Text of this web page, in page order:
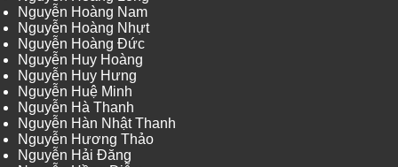
Nguyễn Hoàng Nam
Nguyễn Hoàng Nhựt
Nguyễn Hoàng Đức
Nguyễn Huy Hoàng
Nguyễn Huy Hưng
Nguyễn Huệ Minh
Nguyễn Hà Thanh
Nguyễn Hàn Nhật Thanh
Nguyễn Hương Thảo
Nguyễn Hải Đăng